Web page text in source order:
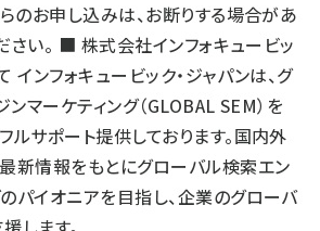
のお申し込みは、お断りする場合があ
さい。 ■ 株式会社インフォキュービッ
インフォキュービック・ジャパンは、グ
マーケティング（GLOBAL SEM）を
サポート提供しております。国内外
新情報をもとにグローバル検索エン
パイオニアを目指し、企業のグローバ